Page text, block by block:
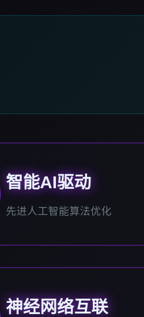
智能AI驱动
先进人工智能算法优化
神经网络互联